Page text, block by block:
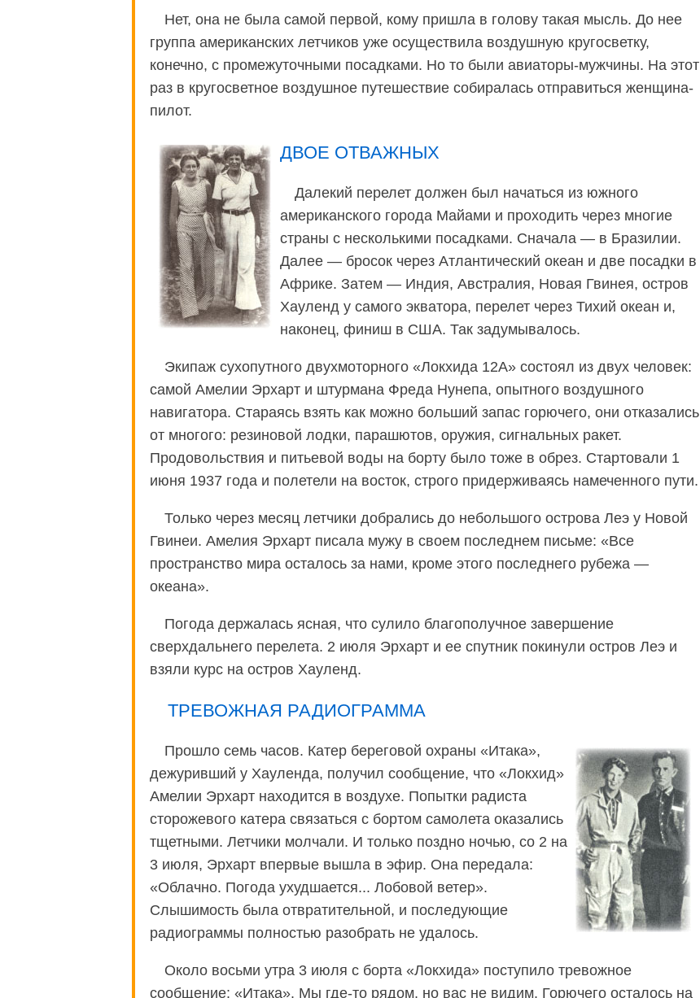
Нет, она не была самой первой, кому пришла в голову такая мысль. До нее
группа американских летчиков уже осуществила воздушную кругосветку,
конечно, с промежуточными посадками. Но то были авиаторы-мужчины. На этот
раз в кругосветное воздушное путешествие собиралась отправиться женщина-
пилот.
ДВОЕ ОТВАЖНЫХ
Далекий перелет должен был начаться из южного
американского города Майами и проходить через многие
страны с несколькими посадками. Сначала — в Бразилии.
Далее — бросок через Атлантический океан и две посадки в
Африке. Затем — Индия, Австралия, Новая Гвинея, остров
Хауленд у самого экватора, перелет через Тихий океан и,
наконец, финиш в США. Так задумывалось.
Экипаж сухопутного двухмоторного «Локхида 12А» состоял из двух человек:
самой Амелии Эрхарт и штурмана Фреда Нунепа, опытного воздушного
навигатора. Стараясь взять как можно больший запас горючего, они отказались
от многого: резиновой лодки, парашютов, оружия, сигнальных ракет.
Продовольствия и питьевой воды на борту было тоже в обрез. Стартовали 1
июня 1937 года и полетели на восток, строго придерживаясь намеченного пути.
Только через месяц летчики добрались до небольшого острова Леэ у Новой
Гвинеи. Амелия Эрхарт писала мужу в своем последнем письме: «Все
пространство мира осталось за нами, кроме этого последнего рубежа —
океана».
Погода держалась ясная, что сулило благополучное завершение
сверхдальнего перелета. 2 июля Эрхарт и ее спутник покинули остров Леэ и
взяли курс на остров Хауленд.
ТРЕВОЖНАЯ РАДИОГРАММА
Прошло семь часов. Катер береговой охраны «Итака»,
дежуривший у Хауленда, получил сообщение, что «Локхид»
Амелии Эрхарт находится в воздухе. Попытки радиста
сторожевого катера связаться с бортом самолета оказались
тщетными. Летчики молчали. И только поздно ночью, со 2 на
3 июля, Эрхарт впервые вышла в эфир. Она передала:
«Облачно. Погода ухудшается... Лобовой ветер».
Слышимость была отвратительной, и последующие
радиограммы полностью разобрать не удалось.
Около восьми утра 3 июля с борта «Локхида» поступило тревожное
сообщение: «Итака». Мы где-то рядом, но вас не видим. Горючего осталось на